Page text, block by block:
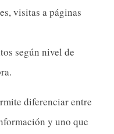
visitas a páginas
según nivel de
diferenciar entre
y uno que